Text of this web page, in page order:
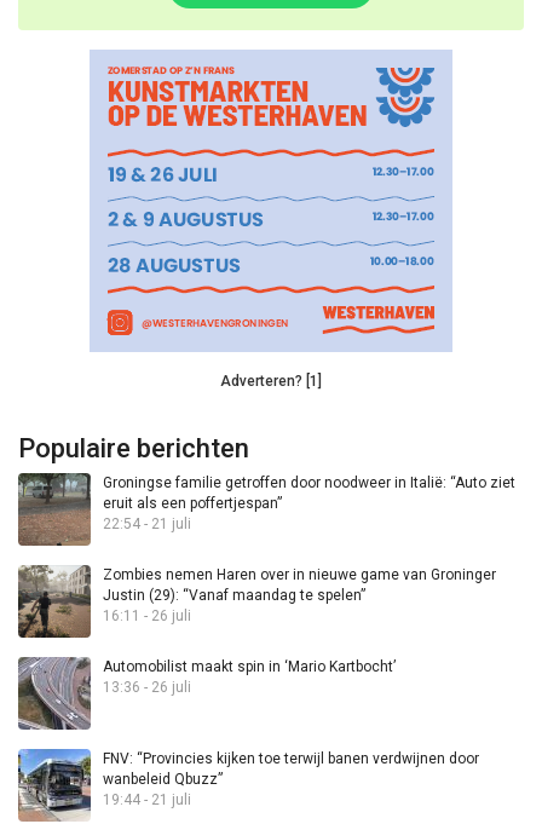
Adverteren? [1]
Populaire berichten
Groningse familie getroffen door noodweer in Italië: “Auto ziet
eruit als een poffertjespan”
22:54 - 21 juli
Zombies nemen Haren over in nieuwe game van Groninger
Justin (29): “Vanaf maandag te spelen”
16:11 - 26 juli
Automobilist maakt spin in ‘Mario Kartbocht’
13:36 - 26 juli
FNV: “Provincies kijken toe terwijl banen verdwijnen door
wanbeleid Qbuzz”
19:44 - 21 juli